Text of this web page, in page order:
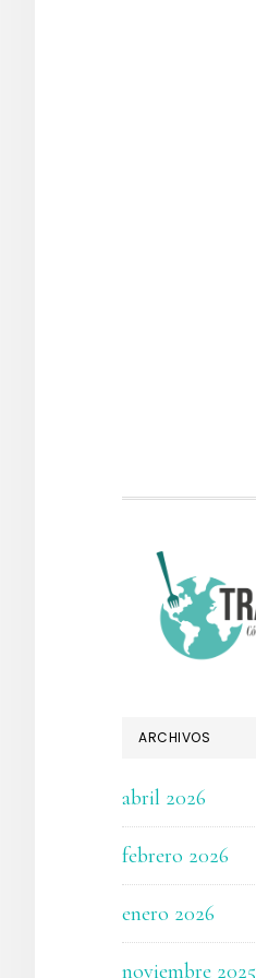
FOOTER
ARCHIVOS
abril 2026
febrero 2026
enero 2026
noviembre 2025